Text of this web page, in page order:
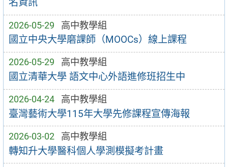
名資訊
2026-05-29 高中教學組
國立中央大學磨課師（MOOCs）線上課程
2026-05-29 高中教學組
國立清華大學 語文中心外語進修班招生中
2026-04-24 高中教學組
臺灣藝術大學115年大學先修課程宣傳海報
2026-03-02 高中教學組
轉知升大學醫科個人學測模擬考計畫